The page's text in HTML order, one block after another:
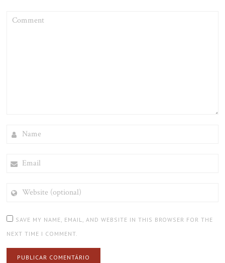
(OPTIONAL)
SAVE MY NAME, EMAIL, AND WEBSITE IN THIS BROWSER FOR THE
NEXT TIME I COMMENT.